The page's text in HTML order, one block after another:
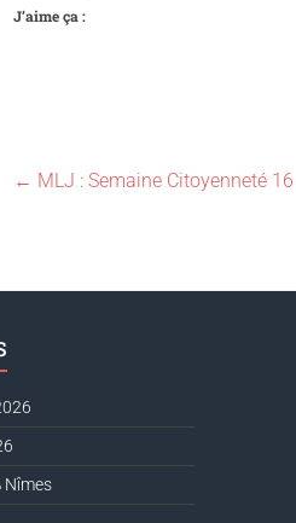
J’aime ça :
← MLJ : Semaine Citoyenneté
Nîmes